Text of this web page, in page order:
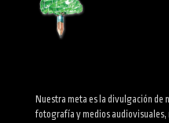
Nuestra meta es la divulgación de
fotografía y medios audiovisuales,